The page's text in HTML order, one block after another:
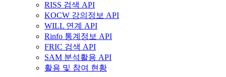
RISS 검색 API
KOCW 강의정보 API
WILL 연계 API
Rinfo 통계정보 API
FRIC 검색 API
SAM 분석활용 API
활용 및 참여 현황